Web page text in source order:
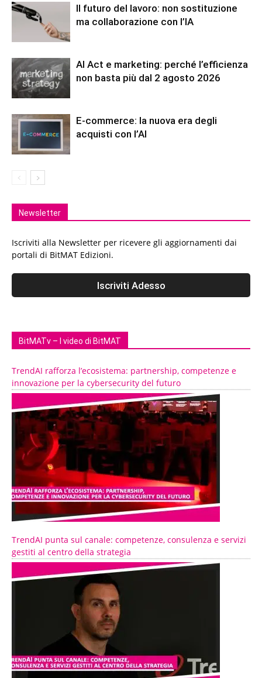
Il futuro del lavoro: non sostituzione
ma collaborazione con l’IA
AI Act e marketing: perché l’efficienza
non basta più dal 2 agosto 2026
E-commerce: la nuova era degli
acquisti con l’AI
Newsletter
Iscriviti alla Newsletter per ricevere gli aggiornamenti dai
portali di BitMAT Edizioni.
BitMATv – I video di BitMAT
TrendAI rafforza l’ecosistema: partnership, competenze e
innovazione per la cybersecurity del futuro
TrendAI punta sul canale: competenze, consulenza e servizi
gestiti al centro della strategia